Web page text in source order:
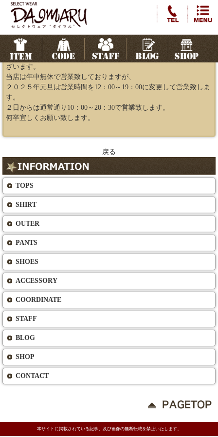
営業時間変更のお知らせ
2024.12.23
いつもホームページをご覧頂き、またご来店頂き誠にありがとうご
ざいます。
当店は年中無休で営業致しておりますが、
２０２５年元旦は営業時間を12：00～19：00に変更して営業致しま
す。
２日からは通常通り10：00～20：30で営業致します。
何卒宜しくお願い致します。
戻る
TOPS
SHIRT
OUTER
PANTS
SHOES
ACCESSORY
COORDINATE
STAFF
BLOG
SHOP
CONTACT
本サイトに掲載されている記事、及び画像の無断転載を禁止いたします。